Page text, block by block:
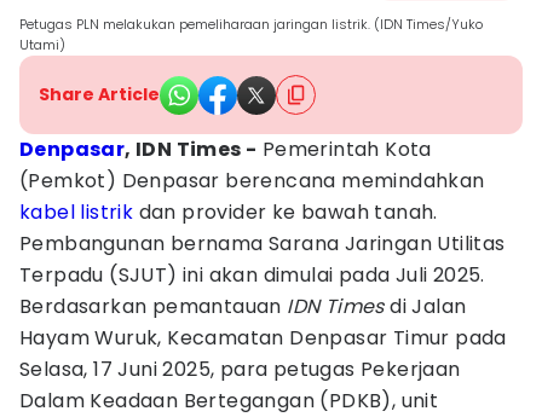
Petugas PLN melakukan pemeliharaan jaringan listrik. (IDN Times/Yuko
Utami)
Share Article
Denpasar, IDN Times - Pemerintah Kota
(Pemkot) Denpasar berencana memindahkan
kabel listrik dan provider ke bawah tanah.
Pembangunan bernama Sarana Jaringan Utilitas
Terpadu (SJUT) ini akan dimulai pada Juli 2025.
Berdasarkan pemantauan IDN Timesdi Jalan
Hayam Wuruk, Kecamatan Denpasar Timur pada
Selasa, 17 Juni 2025, para petugas Pekerjaan
Dalam Keadaan Bertegangan (PDKB), unit